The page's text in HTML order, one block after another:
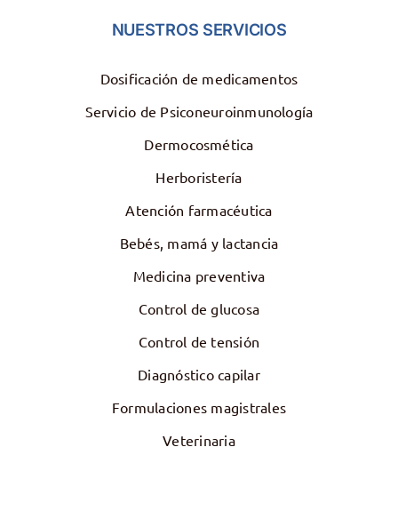
NUESTROS SERVICIOS
Dosificación de medicamentos
Servicio de Psiconeuroinmunología
Dermocosmética
Herboristería
Atención farmacéutica
Bebés, mamá y lactancia
Medicina preventiva
Control de glucosa
Control de tensión
Diagnóstico capilar
Formulaciones magistrales
Veterinaria